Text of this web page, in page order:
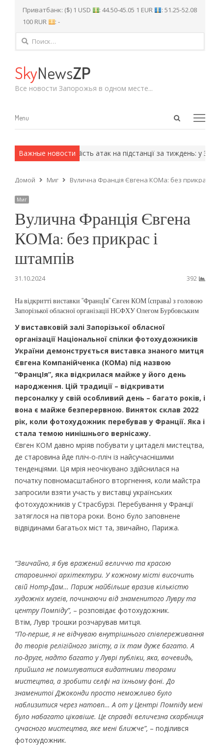
Приватбанк: ($) 1 USD : 44.50-45.05 1 EUR
: 51.25-52.08
100 RUR
: -
Найти:
SkyNewsZP
Все новости Запорожья в одном месте...
Open
Menu
Menu
Важные новости
методы. Шість атак на підстанції за тиждень: у
Домой Миг Вулична Франція Євгена КОМа: без прикрас і
Миг
Вулична Франція Євгена
КОМа: без прикрас і
штампів
31.10.2024 392
На відкритті виставки “ФранцІя” Євген КОМ (справа) з головою
Запорізької обласної організації НСФХУ Олегом Бурбовським
У виставковій залі Запорізької обласної
організації Національної спілки фотохудожників
України демонструється виставка знаного митця
Євгена Компанійченка (КОМа) під назвою
“ФранцІя”, яка відкрилася майже у його день
народження. Цій традиції – відкривати
персоналку у свій особливий день – багато років, і
вона є майже безперервною. Виняток склав 2022
рік, коли фотохудожник перебував у Франції. Яка і
стала темою нинішнього вернісажу.
Євген КОМ давно мріяв побувати у цитаделі мистецтва,
де старовина йде пліч-о-пліч із найсучаснішими
тенденціями. Ця мрія неочікувано здійснилася на
початку повномасштабного вторгнення, коли майстра
запросили взяти участь у виставці українських
фотохудожників у Страсбурзі. Перебування у Франції
затяглося на півтора роки. Воно було заповнене
відвідинами багатьох міст та, звичайно, Парижа.
“Звичайно, я був вражений величчю та красою
старовинної архітектури. У кожному місті височить
свій Нотр-Дам… Париж найбільше вразив кількістю
художніх музеїв, починаючи від знаменитого Лувру та
центру Помпіду”, – розповідає фотохудожник.
Втім, Лувр трошки розчарував митця.
“По-перше, я не відчуваю внутрішнього співпереживання
до творів релігійного змісту, а їх там дуже багато. А
по-друге, надто багато у Луврі публіки, яка, вочевидь,
прийшла не помилуватися видатними творами
мистецтва, а зробити селфі на їхньому фоні. До
знаменитої Джоконди просто неможливо було
наблизитися через натовп… А от у Центрі Помпіду мені
було набагато цікавіше. Це справді величезна скарбниця
сучасного мистецтва, яке мені ближче”, – поділився
фотохудожник.